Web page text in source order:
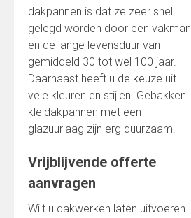
dakpannen is dat ze zeer snel
gelegd worden door een vakman
en de lange levensduur van
gemiddeld 30 tot wel 100 jaar.
Daarnaast heeft u de keuze uit
vele kleuren en stijlen. Gebakken
kleidakpannen met een
glazuurlaag zijn erg duurzaam.
Vrijblijvende offerte
aanvragen
Wilt u dakwerken laten uitvoeren